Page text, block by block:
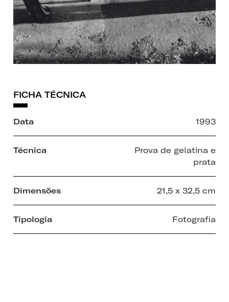
FICHA TÉCNICA
Data 1993
Técnica
Prova de gelatina e
prata
Dimensões 21,5 x 32,5 cm
Tipologia Fotografia